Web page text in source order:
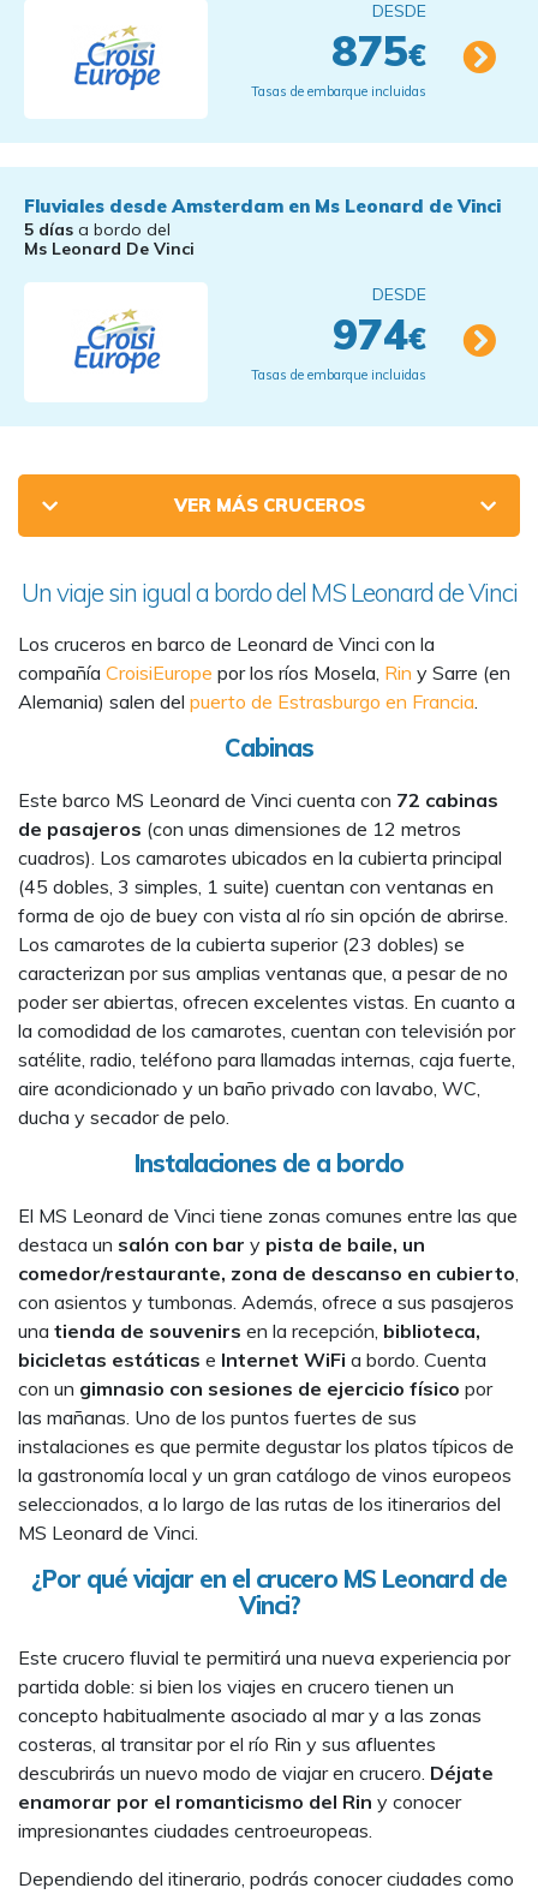
DESDE
875€
Tasas de embarque incluidas
Fluviales desde Amsterdam en Ms Leonard de Vinci
5 días a bordo del
Ms Leonard De Vinci
DESDE
974€
Tasas de embarque incluidas
VER MÁS CRUCEROS
Un viaje sin igual a bordo del MS Leonard de Vinci
Los cruceros en barco de Leonard de Vinci con la
compañía CroisiEurope por los ríos Mosela, Rin y Sarre (en
Alemania) salen del puerto de Estrasburgo en Francia.
Cabinas
Este barco MS Leonard de Vinci cuenta con 72 cabinas
de pasajeros (con unas dimensiones de 12 metros
cuadros). Los camarotes ubicados en la cubierta principal
(45 dobles, 3 simples, 1 suite) cuentan con ventanas en
forma de ojo de buey con vista al río sin opción de abrirse.
Los camarotes de la cubierta superior (23 dobles) se
caracterizan por sus amplias ventanas que, a pesar de no
poder ser abiertas, ofrecen excelentes vistas. En cuanto a
la comodidad de los camarotes, cuentan con televisión por
satélite, radio, teléfono para llamadas internas, caja fuerte,
aire acondicionado y un baño privado con lavabo, WC,
ducha y secador de pelo.
Instalaciones de a bordo
El MS Leonard de Vinci tiene zonas comunes entre las que
destaca un salón con bar y pista de baile, un
comedor/restaurante, zona de descanso en cubierto,
con asientos y tumbonas. Además, ofrece a sus pasajeros
una tienda de souvenirs en la recepción, biblioteca,
bicicletas estáticas e Internet WiFi a bordo. Cuenta
con un gimnasio con sesiones de ejercicio físico por
las mañanas. Uno de los puntos fuertes de sus
instalaciones es que permite degustar los platos típicos de
la gastronomía local y un gran catálogo de vinos europeos
seleccionados, a lo largo de las rutas de los itinerarios del
MS Leonard de Vinci.
¿Por qué viajar en el crucero MS Leonard de
Vinci?
Este crucero fluvial te permitirá una nueva experiencia por
partida doble: si bien los viajes en crucero tienen un
concepto habitualmente asociado al mar y a las zonas
costeras, al transitar por el río Rin y sus afluentes
descubrirás un nuevo modo de viajar en crucero. Déjate
enamorar por el romanticismo del Rin y conocer
impresionantes ciudades centroeuropeas.
Dependiendo del itinerario, podrás conocer ciudades como